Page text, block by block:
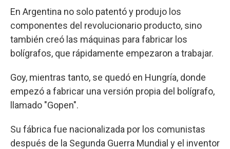
En Argentina no solo patentó y produjo los
componentes del revolucionario producto, sino
también creó las máquinas para fabricar los
bolígrafos, que rápidamente empezaron a trabajar.
Goy, mientras tanto, se quedó en Hungría, donde
empezó a fabricar una versión propia del bolígrafo,
llamado "Gopen".
Su fábrica fue nacionalizada por los comunistas
después de la Segunda Guerra Mundial y el inventor